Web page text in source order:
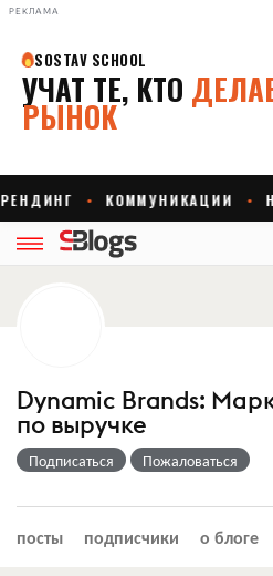
РЕКЛАМА
Dynamic Brands:
по выручке
Подписаться Пожаловаться
посты подписчики о блоге